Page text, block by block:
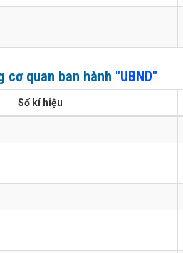
cơ quan ban hành "UBND"
Số kí hiệu